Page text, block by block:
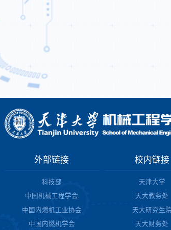
外部链接
科技部
中国机械工程学会
中国内燃机工业协会
中国内燃机学会
校内链接
天津大学
天大教务处
天大研究生院
天大财务处